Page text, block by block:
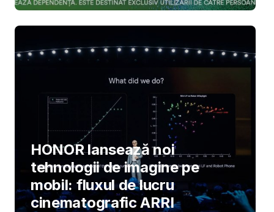
HONOR lansează noi
tehnologii de imagine pe
mobil: fluxul de lucru
cinematografic ARRI